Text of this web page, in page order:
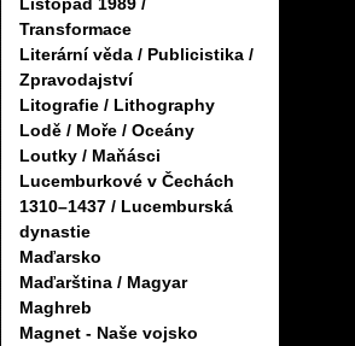
Transformace
Literární věda / Publicistika /
Zpravodajství
Litografie / Lithography
Lodě / Moře / Oceány
Loutky / Maňásci
Lucemburkové v Čechách
1310–1437 / Lucemburská
dynastie
Maďarsko
Maďarština / Magyar
Maghreb
Magnet - Naše vojsko